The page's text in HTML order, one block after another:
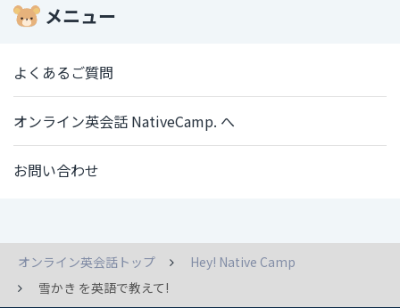
メニュー
よくあるご質問
オンライン英会話 NativeCamp. へ
お問い合わせ
オンライン英会話トップ
Hey! Native Camp
雪かき を英語で教えて!